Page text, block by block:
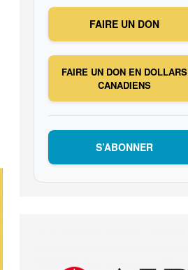
FAIRE UN DON
FAIRE UN DON EN DOLLARS
CANADIENS
S’ABONNER